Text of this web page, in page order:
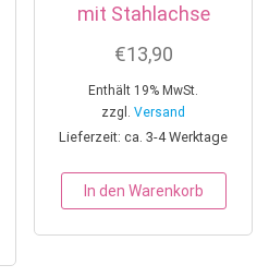
mit Stahlachse
€13,90
Enthält 19% MwSt.
zzgl.Versand
Lieferzeit: ca. 3-4 Werktage
In den Warenkorb